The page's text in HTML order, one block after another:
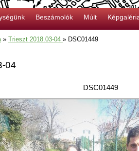
Beszámolók Múlt
» Trieszt 2018.03-04 » DSC01449
04
DSC01449